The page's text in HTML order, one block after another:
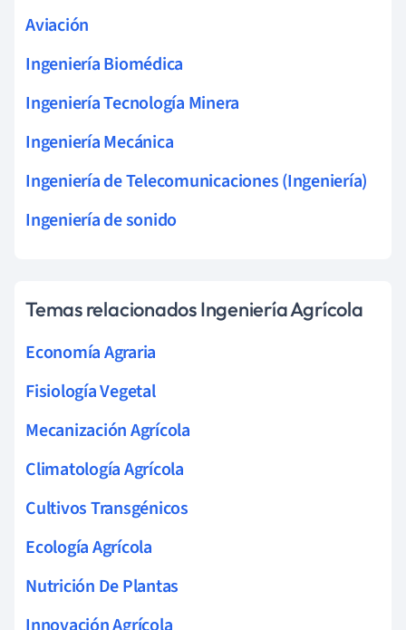
Aviación
Ingeniería Biomédica
Ingeniería Tecnología Minera
Ingeniería Mecánica
Ingeniería de Telecomunicaciones (Ingeniería)
Ingeniería de sonido
Temas relacionados Ingeniería Agrícola
Economía Agraria
Fisiología Vegetal
Mecanización Agrícola
Climatología Agrícola
Cultivos Transgénicos
Ecología Agrícola
Nutrición De Plantas